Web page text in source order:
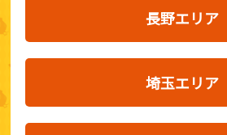
長野エリア
埼玉エリア